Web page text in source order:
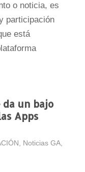
o noticia, es
participación
está
un bajo
Apps
Noticias GA,